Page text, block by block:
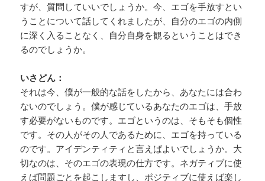
すが、質問していいでしょうか。今、エゴを手放すとい
うことについて話してくれましたが、自分のエゴの内側
に深く入ることなく、自分自身を観るということはでき
るのでしょうか。
いさどん：
それは今、僕が一般的な話をしたから、あなたには合わ
ないのでしょう。僕が感じているあなたのエゴは、手放
す必要がないものです。エゴというのは、そもそも個性
です。その人がその人であるために、エゴを持っている
のです。アイデンティティと言えばよいでしょうか。大
切なのは、そのエゴの表現の仕方です。ネガティブに使
えば問題ごとを起こしますし、ポジティブに使えば楽し